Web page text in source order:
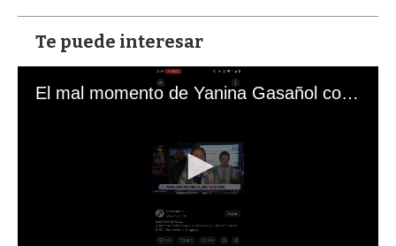
Te puede interesar
El mal momento de Yanina Gasañol con un hincha argentino en "Subrayado"